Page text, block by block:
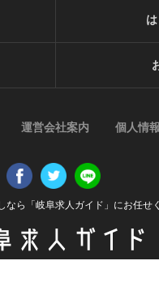
なら「岐阜求人ガイド」にお任せ
運営会社案内 個人情